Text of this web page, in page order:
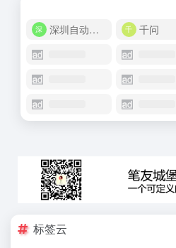
深圳自动化商城
千问
标签云